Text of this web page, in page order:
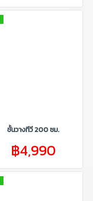
ชั้นวางทีวี 200 ซม.
฿4,990